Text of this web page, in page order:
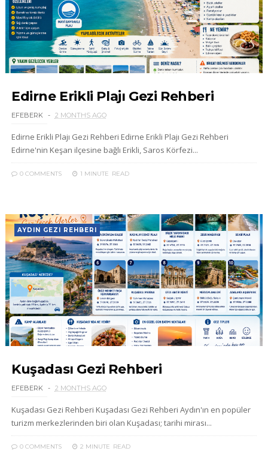
Edirne Erikli Plajı Gezi Rehberi
EFEBERK 2 MONTHS AGO
Edirne Erikli Plajı Gezi Rehberi Edirne Erikli Plajı Gezi Rehberi
Edirne'nin Keşan ilçesine bağlı Erikli, Saros Körfezi...
0 COMMENTS 1 MINUTE READ
AYDIN GEZI REHBERI
Kuşadası Gezi Rehberi
EFEBERK 2 MONTHS AGO
Kuşadası Gezi Rehberi Kuşadası Gezi Rehberi Aydın'ın en popüler
turizm merkezlerinden biri olan Kuşadası; tarihi mirası...
0 COMMENTS 2 MINUTE READ